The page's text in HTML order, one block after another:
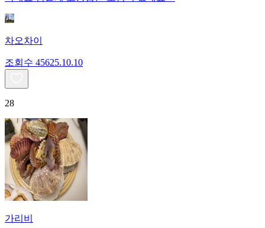
차오차이
조회수 45625.10.10
28
가리비